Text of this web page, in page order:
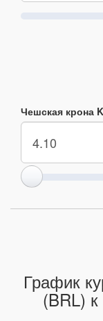
Чешская крона
График
(BRL)